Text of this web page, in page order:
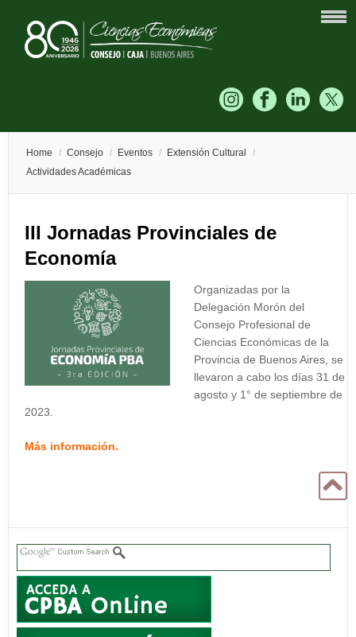
Home / Consejo / Eventos / Extensión Cultural
/
Actividades Académicas
III Jornadas Provinciales de
Economía
Organizadas por la
Delegación Morón del
Consejo Profesional de
Ciencias Económicas de la
Provincia de Buenos Aires, se
llevaron a cabo los días 31 de
agosto y 1° de septiembre de
2023.
Más información.